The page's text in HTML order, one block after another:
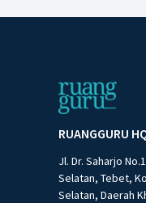
RUANGGURU
Jl. Dr. Saharjo
Selatan, Tebet,
Selatan, Daerah